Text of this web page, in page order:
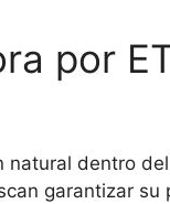
por
natural dentro
garantizar su